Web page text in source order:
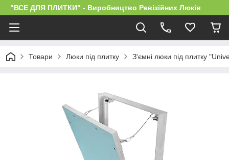
"ВСЕ ДЛЯ ПЛИТКИ" - Виробництво Ревізійних Люків
Товари Люки під плитку З'ємні люки під плитку